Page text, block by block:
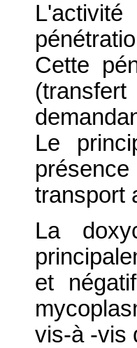
Cette
Le
transport
La
et
vis-à -vis